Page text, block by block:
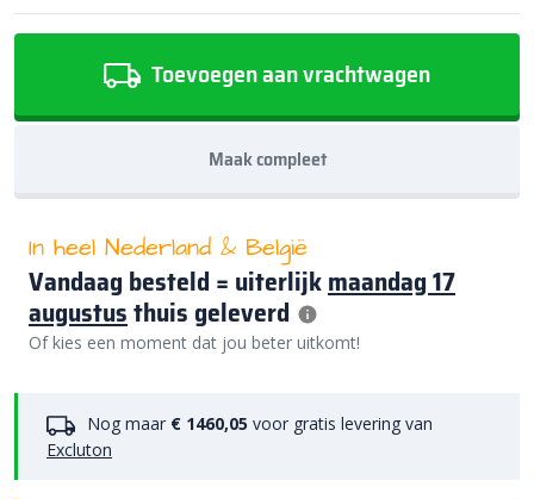
Toevoegen aan vrachtwagen
Maak compleet
In heel Nederland & België
Vandaag besteld = uiterlijkmaandag 17
augustusthuis geleverd
Of kies een moment dat jou beter uitkomt!
Nog maar € 1460,05 voor gratis levering van
Excluton